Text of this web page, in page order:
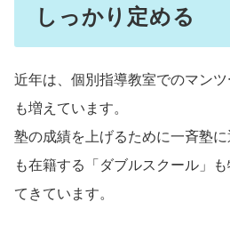
しっかり定める
近年は、個別指導教室でのマン
も増えています。
塾の成績を上げるために一斉塾
も在籍する「ダブルスクール」
てきています。